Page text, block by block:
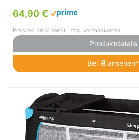
64,90 €
Preis inkl. 19 % MwSt., zzgl. Versandkosten
Produktdetails
Bei ansehen*